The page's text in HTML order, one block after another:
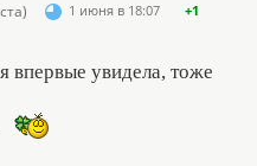
1 июня в 18:07 +1
впервые увидела, тоже